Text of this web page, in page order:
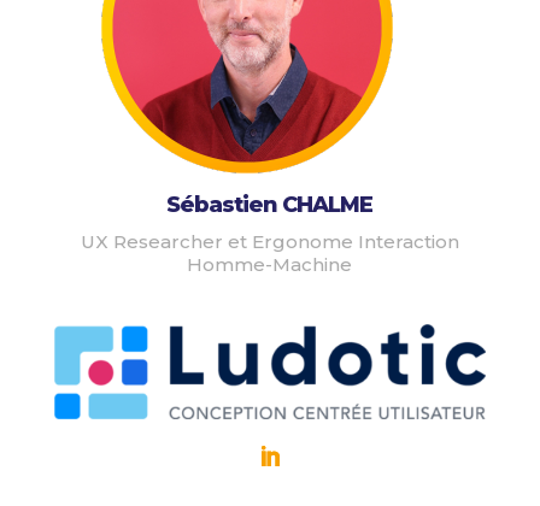
Sébastien CHALME
UX Researcher et Ergonome Interaction
Homme-Machine